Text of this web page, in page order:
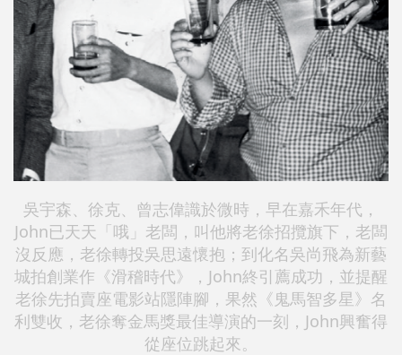
吳宇森、徐克、曾志偉識於微時，早在嘉禾年代，
John已天天「哦」老闆，叫他將老徐招攬旗下，老闆
沒反應，老徐轉投吳思遠懷抱；到化名吳尚飛為新藝
城拍創業作《滑稽時代》，John終引薦成功，並提醒
老徐先拍賣座電影站隱陣腳，果然《鬼馬智多星》名
利雙收，老徐奪金馬獎最佳導演的一刻，John興奮得
從座位跳起來。